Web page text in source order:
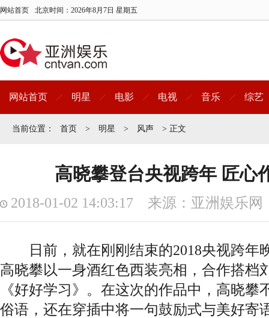
网站首页 北京时间： 2026年8月7日 星期五
网站首页 明星 电影 电视 音乐 综艺
当前位置： 首页 > 明星 > 风声 > 正文
高晓攀登台央视跨年 匠心
2018-01-02 14:03:17 来源：亚洲娱乐网
日前，就在刚刚结束的2018央视跨年
高晓攀以一身酒红色西装亮相，合作搭档
《好好学习》。在这次的作品中，高晓攀
俗语，还在穿插中将一句鼓励式与美好寄